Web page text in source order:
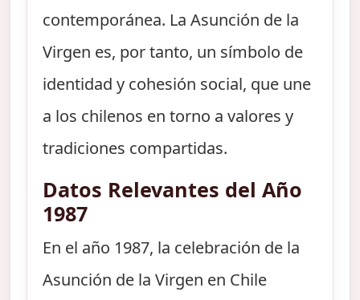
contemporánea. La Asunción de la
Virgen es, por tanto, un símbolo de
identidad y cohesión social, que une
a los chilenos en torno a valores y
tradiciones compartidas.
Datos Relevantes del Año
1987
En el año 1987, la celebración de la
Asunción de la Virgen en Chile